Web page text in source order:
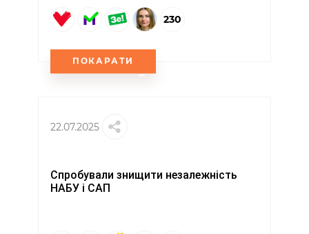
230
ПОКАРАТИ
22.07.2025
Спробували знищити незалежність
НАБУ і САП